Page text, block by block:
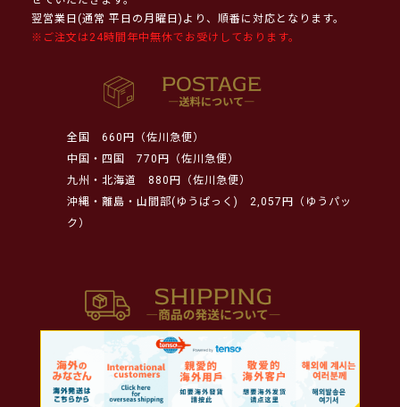
翌営業日(通常 平日の月曜日)より、順番に対応となります。
※ご注文は24時間年中無休でお受けしております。
全国
660円（佐川急便）
中国・四国
770円（佐川急便）
九州・北海道
880円（佐川急便）
沖縄・離島・山間部(ゆうぱっく)
2,057円（ゆうパッ
ク）